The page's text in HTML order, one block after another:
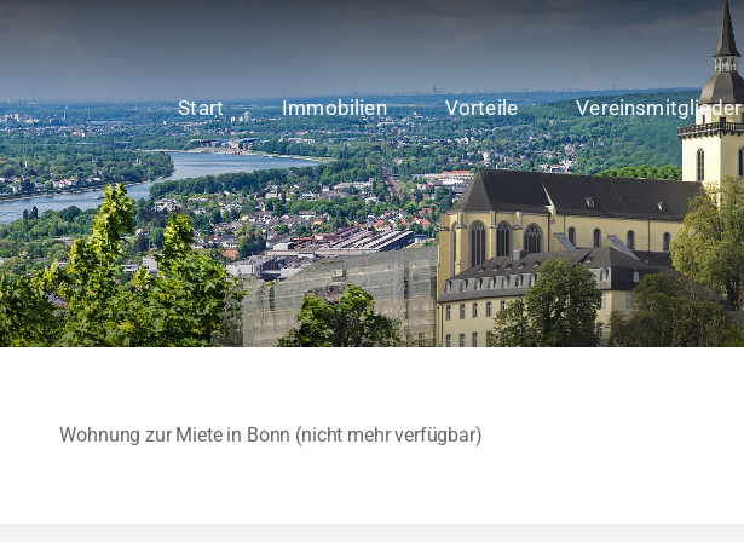
Start Immobilien Vorteile Vereinsmitglieder
Wohnung zur Miete in Bonn (nicht mehr verfügbar)